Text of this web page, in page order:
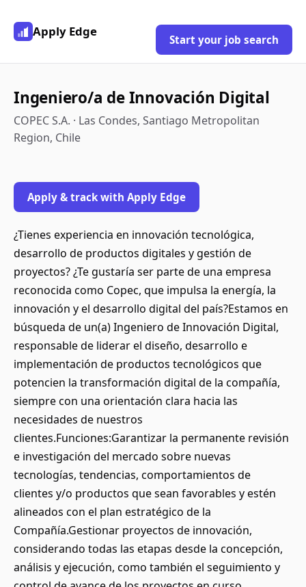
Apply Edge
Start your job search
Ingeniero/a de Innovación Digital
COPEC S.A. · Las Condes, Santiago Metropolitan
Region, Chile
Apply & track with Apply Edge
¿Tienes experiencia en innovación tecnológica,
desarrollo de productos digitales y gestión de
proyectos? ¿Te gustaría ser parte de una empresa
reconocida como Copec, que impulsa la energía, la
innovación y el desarrollo digital del país?Estamos en
búsqueda de un(a) Ingeniero de Innovación Digital,
responsable de liderar el diseño, desarrollo e
implementación de productos tecnológicos que
potencien la transformación digital de la compañía,
siempre con una orientación clara hacia las
necesidades de nuestros
clientes.Funciones:Garantizar la permanente revisión
e investigación del mercado sobre nuevas
tecnologías, tendencias, comportamientos de
clientes y/o productos que sean favorables y estén
alineados con el plan estratégico de la
Compañía.Gestionar proyectos de innovación,
considerando todas las etapas desde la concepción,
análisis y ejecución, como también el seguimiento y